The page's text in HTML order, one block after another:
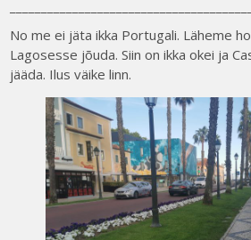
No me ei jäta ikka Portugali. Läheme
Lagosesse jõuda. Siin on ikka okei ja
jääda. Ilus väike linn.